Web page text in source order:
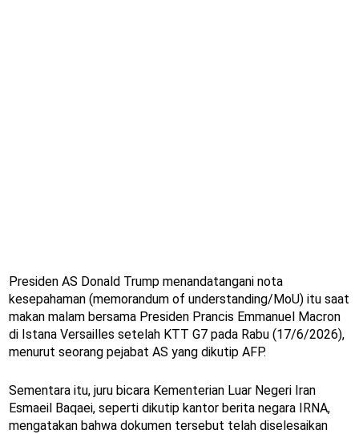
Presiden AS Donald Trump menandatangani nota
kesepahaman (memorandum of understanding/MoU) itu saat
makan malam bersama Presiden Prancis Emmanuel Macron
di Istana Versailles setelah KTT G7 pada Rabu (17/6/2026),
menurut seorang pejabat AS yang dikutip AFP.
Sementara itu, juru bicara Kementerian Luar Negeri Iran
Esmaeil Baqaei, seperti dikutip kantor berita negara IRNA,
mengatakan bahwa dokumen tersebut telah diselesaikan